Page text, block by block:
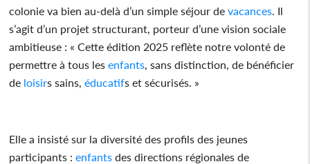
colonie va bien au-delà d’un simple séjour de vacances . Il
s’agit d’un projet structurant, porteur d’une vision sociale
ambitieuse : « Cette édition 2025 reflète notre volonté de
permettre à tous les enfants , sans distinction, de bénéficier
de loisirs sains, éducatifs et sécurisés. »
Elle a insisté sur la diversité des profils des jeunes
participants : enfants des directions régionales de